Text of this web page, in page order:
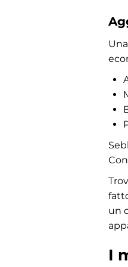
un
I